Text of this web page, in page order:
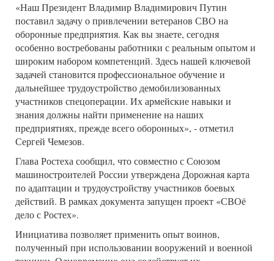
«Наш Президент Владимир Владимирович Путин
поставил задачу о привлечении ветеранов СВО на
оборонные предприятия. Как вы знаете, сегодня
особенно востребованы работники с реальным опытом и
широким набором компетенций. Здесь нашей ключевой
задачей становится профессиональное обучение и
дальнейшее трудоустройство демобилизованных
участников спецоперации. Их армейские навыки и
знания должны найти применение на наших
предприятиях, прежде всего оборонных», - отметил
Сергей Чемезов.
Глава Ростеха сообщил, что совместно с Союзом
машиностроителей России утверждена Дорожная карта
по адаптации и трудоустройству участников боевых
действий. В рамках документа запущен проект «СВОё
дело с Ростех».
Инициатива позволяет применить опыт воинов,
полученный при использовании вооружений и военной